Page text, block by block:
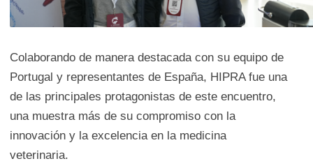
Colaborando de manera destacada con su equipo de
Portugal y representantes de España, HIPRA fue una
de las principales protagonistas de este encuentro,
una muestra más de su compromiso con la
innovación y la excelencia en la medicina
veterinaria.